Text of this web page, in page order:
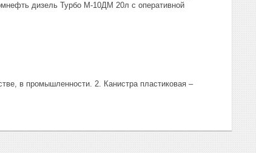
дизель Турбо М-10ДМ 20л с оперативной
в промышленности. 2. Канистра пластиковая –